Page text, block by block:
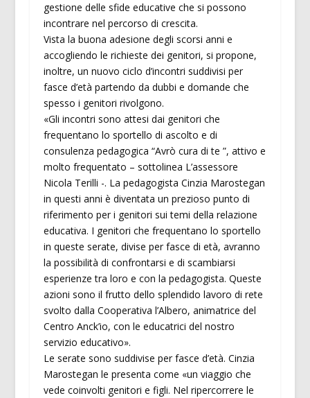
gestione delle sfide educative che si possono
incontrare nel percorso di crescita.
Vista la buona adesione degli scorsi anni e
accogliendo le richieste dei genitori, si propone,
inoltre, un nuovo ciclo d’incontri suddivisi per
fasce d’età partendo da dubbi e domande che
spesso i genitori rivolgono.
«Gli incontri sono attesi dai genitori che
frequentano lo sportello di ascolto e di
consulenza pedagogica “Avrò cura di te ”, attivo e
molto frequentato – sottolinea L’assessore
Nicola Terilli -. La pedagogista Cinzia Marostegan
in questi anni è diventata un prezioso punto di
riferimento per i genitori sui temi della relazione
educativa. I genitori che frequentano lo sportello
in queste serate, divise per fasce di età, avranno
la possibilità di confrontarsi e di scambiarsi
esperienze tra loro e con la pedagogista. Queste
azioni sono il frutto dello splendido lavoro di rete
svolto dalla Cooperativa l’Albero, animatrice del
Centro Anck’io, con le educatrici del nostro
servizio educativo».
Le serate sono suddivise per fasce d’età. Cinzia
Marostegan le presenta come «un viaggio che
vede coinvolti genitori e figli. Nel ripercorrere le